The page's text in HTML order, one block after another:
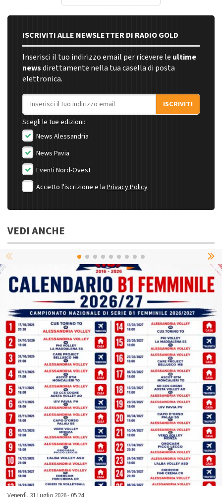
ISCRIVITI ALLE NEWSLETTER DI RADIO GOLD
Inserisci il tuo indirizzo email per ricevere le ultime
newsdirettamente nella tua casella di posta
elettronica.
Indirizzo email
ISCRIVITI
Scegli le tue edizioni:
News Alessandria
News Pavia
Eventi Nord-Ovest
Accetto l'iscrizione e la Privacy Policy
VEDI ANCHE